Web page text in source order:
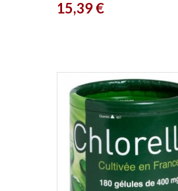
Prix
15,39 €